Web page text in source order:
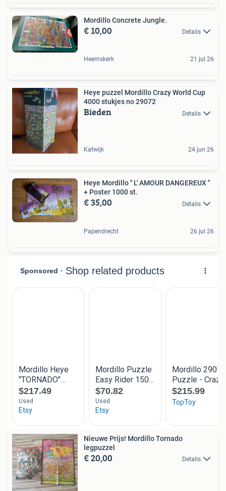
Mordillo Concrete Jungle.
€ 10,00 Details
Heemskerk 21 jul 26
Heye puzzel Mordillo Crazy World Cup
4000 stukjes no 29072
Bieden Details
Katwijk 24 jun 26
Heye Mordillo '' L' AMOUR DANGEREUX ''
+ Poster 1000 st.
€ 35,00 Details
Papendrecht 26 jul 26
Nieuwe Prijs! Mordillo Tornado
legpuzzel
€ 20,00 Details